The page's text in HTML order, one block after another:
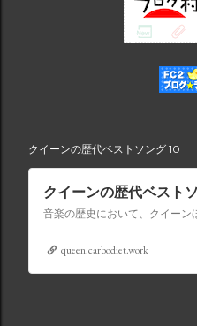
クイーンの歴代ベストソング 10
クイーンの歴代ベスト
queen.carbodiet.work